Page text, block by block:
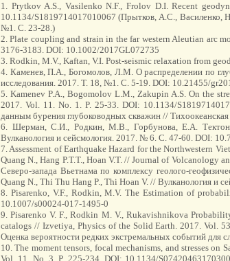
1. Prytkov A.S., Vasilenko N.F., Frolov D.I. Recent
10.1134/S1819714017010067 (Прытков, А.С., Василенко,
№1. С. 23-28.)
2. Plate coupling and strain in the far western Aleutian arc
3176-3183. DOI: 10.1002/2017GL072735
3. Rodkin, M.V., Kaftan, V.I. Post-seismic relaxation from
4. Каменев, П.А., Богомолов, Л.М. О распределении по
исследования. 2017. Т. 18, №1. С. 5-19. DOI: 10.21455/
5. Kamenev P.A., Bogomolov L.M., Zakupin A.S. On the
2017. Vol. 11. No. 1. P. 25-33. DOI: 10.1134/
данным бурения глубоководных скважин //
6. Шерман, С.И., Родкин, М.В., Горбунова, Е.А.
Вулканология и сейсмология. 2017. № 6. С. 47-60. DOI:
7. Assessment of Earthquake Hazard for the Northwestern
Quang N., Hang P.T.T., Hoan V.T. // Journal of Volcanology
Северо-запада Вьетнама по комплексу геолого-
Quang N., Thi Thu Hang P., Thi Hoan V. // Вулканология и
8. Pisarenko, V.F., Rodkin, M.V. The Estimation of
10.1007/s00024-017-1495-0
9. Pisarenko V. F., Rodkin M. V., Rukavishnikova
catalogs // Izvetiya, Physics of the Solid Earth. 2017. Vol.
Оценка вероятности редких экстремальных событий для
10. The moment tensors, focal mechanisms, and stresses
Vol. 11, No. 3. P. 225-234. DOI: 10.1134/